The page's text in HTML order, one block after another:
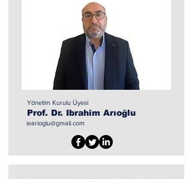
Yönetim Kurulu Üyesi
Prof. Dr. Ibrahim Arıoğlu
iearioglu@gmail.com